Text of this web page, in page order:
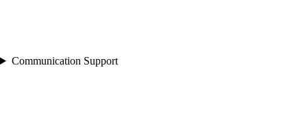
Communication Support